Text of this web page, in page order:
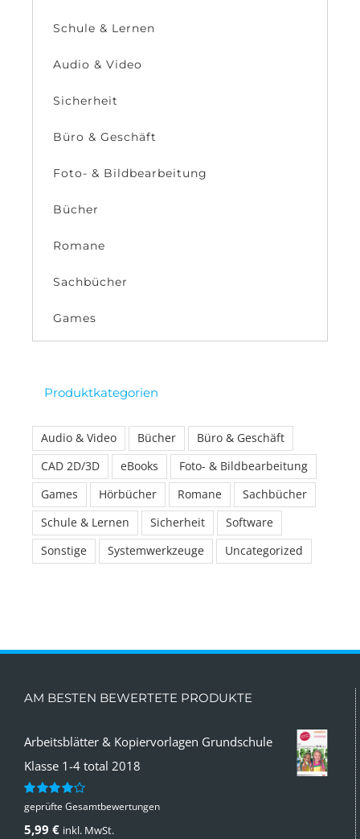
Schule & Lernen
Audio & Video
Sicherheit
Büro & Geschäft
Foto- & Bildbearbeitung
Bücher
Romane
Sachbücher
Games
Produktkategorien
Audio & Video Bücher
Büro & Geschäft
CAD 2D/3D
eBooks
Foto- & Bildbearbeitung
Games
Hörbücher Romane
Sachbücher
Schule & Lernen
Sicherheit
Software
Sonstige
Systemwerkzeuge Uncategorized
AM BESTEN BEWERTETE PRODUKTE
Arbeitsblätter & Kopiervorlagen Grundschule
Klasse 1-4 total 2018
Bewertet
von 5
geprüfte Gesamtbewertungen
5,99 € inkl. MwSt.